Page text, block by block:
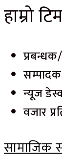
हाम्रो
न्यूज
वजार
सामाजिक